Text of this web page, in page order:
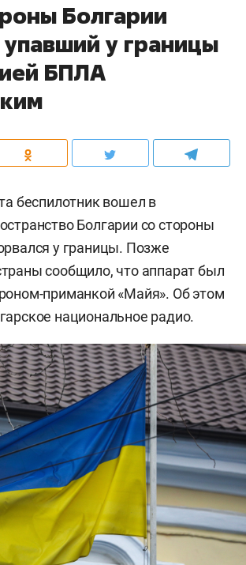
Болгарии
упавший у границы
БПЛА
беспилотник вошел в
Болгарии со стороны
у границы. Позже
сообщило, что аппарат был
приманкой «Майя». Об этом
национальное радио.